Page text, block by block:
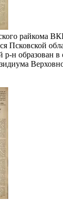
райкома
Псковской
н образован в